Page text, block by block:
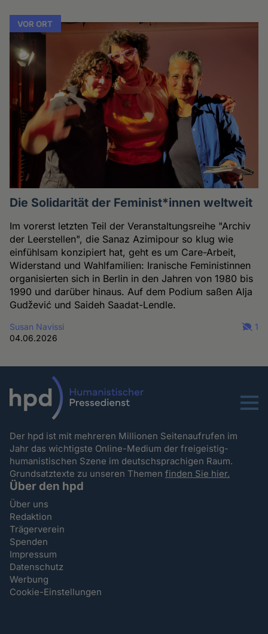
VOR ORT
Die Solidarität der Feminist*innen weltweit
Im vorerst letzten Teil der Veranstaltungsreihe "Archiv
der Leerstellen", die Sanaz Azimipour so klug wie
einfühlsam konzipiert hat, geht es um Care-Arbeit,
Widerstand und Wahlfamilien: Iranische Feministinnen
organisierten sich in Berlin in den Jahren von 1980 bis
1990 und darüber hinaus. Auf dem Podium saßen Alja
Gudžević und Saideh Saadat-Lendle.
Susan Navissi
04.06.2026
1
Menu
Der hpd ist mit mehreren Millionen Seitenaufrufen im
Jahr das wichtigste Online-Medium der freigeistig-
humanistischen Szene im deutschsprachigen Raum.
Grundsatztexte zu unseren Themenfinden Sie hier.
Über den hpd
Über uns
Redaktion
Trägerverein
Spenden
Impressum
Datenschutz
Werbung
Cookie-Einstellungen